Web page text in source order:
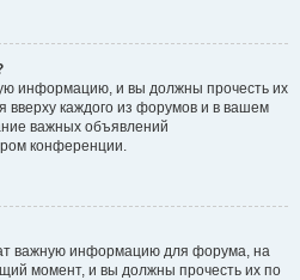
информацию, и вы должны прочесть их
вверху каждого из форумов и в вашем
важных объявлений
конференции.
важную информацию для форума, на
момент, и вы должны прочесть их по